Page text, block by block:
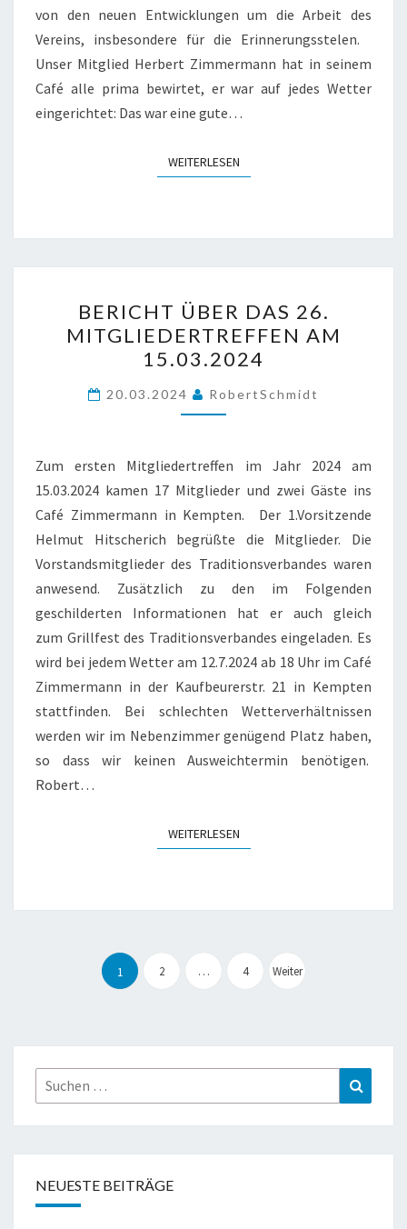
von den neuen Entwicklungen um die Arbeit des
Vereins, insbesondere für die Erinnerungsstelen.
Unser Mitglied Herbert Zimmermann hat in seinem
Café alle prima bewirtet, er war auf jedes Wetter
eingerichtet: Das war eine gute…
WEITERLESENWEITERLESEN
ÜBER
DAS
26.
MITGLIEDERTREFFEN
AM
BERICHT ÜBER DAS 26.
MITGLIEDERTREFFEN AM
15.03.2024
20.03.2024 RobertSchmidt
Zum ersten Mitgliedertreffen im Jahr 2024 am
15.03.2024 kamen 17 Mitglieder und zwei Gäste ins
Café Zimmermann in Kempten. Der 1.Vorsitzende
Helmut Hitscherich begrüßte die Mitglieder. Die
Vorstandsmitglieder des Traditionsverbandes waren
anwesend. Zusätzlich zu den im Folgenden
geschilderten Informationen hat er auch gleich
zum Grillfest des Traditionsverbandes eingeladen. Es
wird bei jedem Wetter am 12.7.2024 ab 18 Uhr im Café
Zimmermann in der Kaufbeurerstr. 21 in Kempten
stattfinden. Bei schlechten Wetterverhältnissen
werden wir im Nebenzimmer genügend Platz haben,
so dass wir keinen Ausweichtermin benötigen.
Robert…
WEITERLESENWEITERLESEN
der
1 2 … 4 Weiter
Suche
nach:
NEUESTE BEITRÄGE